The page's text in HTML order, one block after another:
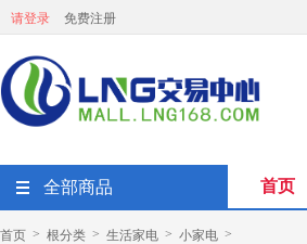
请登录 免费注册
全部商品 首页
首页 > 根分类 > 生活家电 > 小家电 >